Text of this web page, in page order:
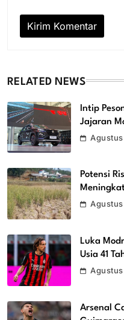
RELATED NEWS
Intip
Jajaran
Potensi
Luka
Usia 41
Arsenal